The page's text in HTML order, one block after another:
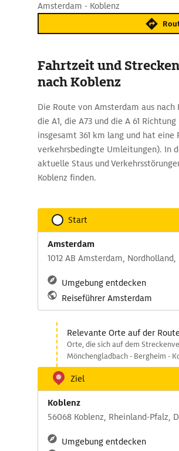
Amsterdam - Koblenz
Fahrtzeit und
nach Koblenz
Die Route von Amsterdam aus
die A1, die A73 und die A 61
insgesamt 361 km lang und hat
verkehrsbedingte Umleitungen). In
aktuelle Staus und
Koblenz finden.
Start
Amsterdam
1012 AB Amsterdam,
Umgebung entdecken
Reiseführer Amsterdam
Relevante Orte auf der
Orte, die sich auf dem
Mönchengladbach - Bergheim -
Ziel
Koblenz
56068 Koblenz, Rheinland-Pfalz,
Umgebung entdecken